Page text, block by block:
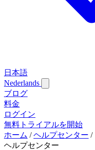
日本語
Nederlands
ブログ
料金
ログイン
無料トライアルを開始
ホーム / ヘルプセンター /
ヘルプセンター